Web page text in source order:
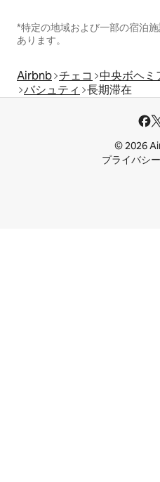
*特定の地域および一部の宿泊
あります。
Airbnb チェコ 中央ボヘミ
バシュティ
長期滞在
© 2026
プライバシー